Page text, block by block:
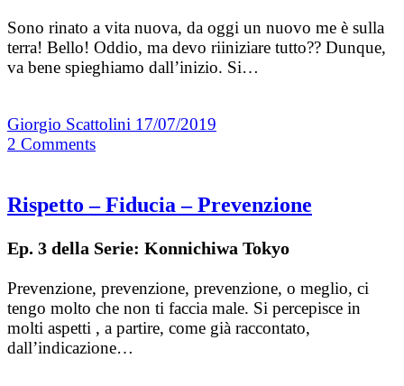
Sono rinato a vita nuova, da oggi un nuovo me è sulla
terra! Bello! Oddio, ma devo riiniziare tutto?? Dunque,
va bene spieghiamo dall’inizio. Si…
Giorgio Scattolini 17/07/2019
2 Comments
Rispetto – Fiducia – Prevenzione
Ep. 3 della Serie: Konnichiwa Tokyo
Prevenzione, prevenzione, prevenzione, o meglio, ci
tengo molto che non ti faccia male. Si percepisce in
molti aspetti , a partire, come già raccontato,
dall’indicazione…